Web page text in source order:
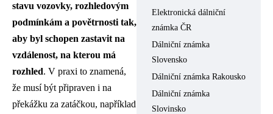
stavu vozovky, rozhledovým
podmínkám a povětrnosti tak,
aby byl schopen zastavit na
vzdálenost, na kterou má
rozhled. V praxi to znamená,
že musí být připraven i na
překážku za zatáčkou, například
Elektronická dálniční
známka ČR
Dálniční známka
Slovensko
Dálniční známka Rakousko
Dálniční známka
Slovinsko